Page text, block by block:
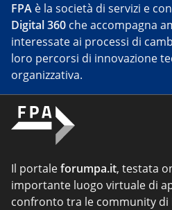
FPA è la società di servizi e
Digital 360 che accompagna
interessate ai processi di
loro percorsi di innovazione
organizzativa.
Il portaleforumpa.it, testata
importante luogo virtuale di
confronto tra le community